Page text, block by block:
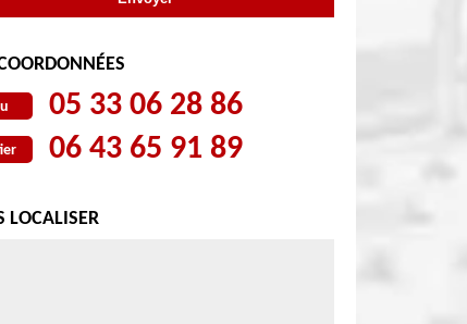
05 33 06 28 86
06 43 65 91 89
LOCALISER